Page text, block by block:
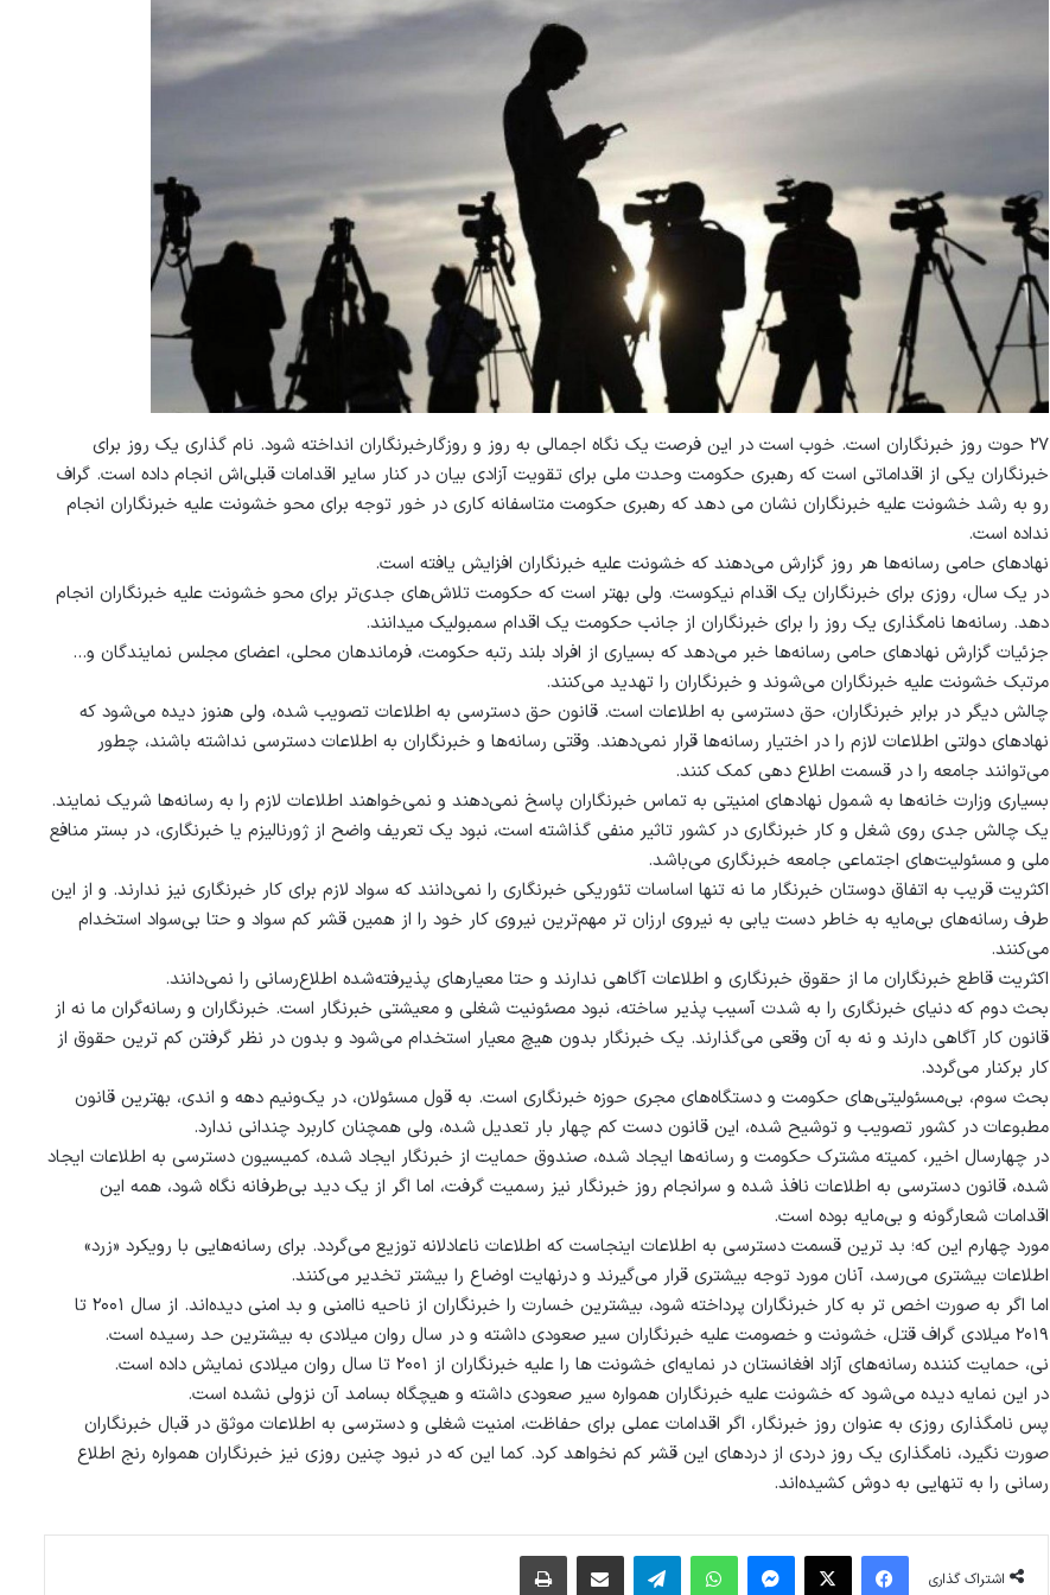
۲۷ حوت روز خبرنگاران است. خوب است در این فرصت یک نگاه اجمالی به روز و روزگارخبرنگاران انداخته شود. نام گذاری یک روز برای
خبرنگاران یکی از اقداماتی است که رهبری حکومت وحدت ملی برای تقویت آزادی بیان در کنار سایر اقدامات قبلی‌اش انجام داده است. گراف
رو به رشد خشونت علیه خبرنگاران نشان می دهد که رهبری حکومت متاسفانه کاری در خور توجه برای محو خشونت علیه خبرنگاران انجام
نداده است.
نهادهای حامی رسانه‌ها هر روز گزارش می‌دهند که خشونت علیه خبرنگاران افزایش یافته است.
در یک سال، روزی برای خبرنگاران یک اقدام نیکوست. ولی بهتر است که حکومت تلاش‌های جدی‌تر برای محو خشونت علیه خبرنگاران انجام
دهد. رسانه‌ها نامگذاری یک روز را برای خبرنگاران از جانب حکومت یک اقدام سمبولیک می‏دانند.
جزئیات گزارش نهادهای حامی رسانه‌ها خبر می‌دهد که بسیاری از افراد بلند رتبه حکومت، فرماندهان محلی، اعضای مجلس نمایندگان و…
مرتبک خشونت علیه خبرنگاران می‌شوند و خبرنگاران را تهدید می‌کنند.
چالش دیگر در برابر خبرنگاران، حق دسترسی به اطلاعات است. قانون حق دسترسی به اطلاعات تصویب شده، ولی هنوز دیده می‌شود که
نهادهای دولتی اطلاعات لازم را در اختیار رسانه‌ها قرار نمی‌دهند. وقتی رسانه‌ها و خبرنگاران به اطلاعات دسترسی نداشته باشند، چطور
می‌توانند جامعه را در قسمت اطلاع دهی کمک کنند.
بسیاری وزارت خانه‌ها به شمول نهادهای امنیتی به تماس خبرنگاران پاسخ نمی‌دهند و نمی‌خواهند اطلاعات لازم را به رسانه‌ها شریک نمایند.
یک چالش جدی روی شغل و کار خبرنگاری در کشور تاثیر منفی گذاشته است، نبود یک تعریف واضح از ژورنالیزم یا خبرنگاری، در بستر منافع
ملی و مسئولیت‌‌های اجتماعی جامعه خبرنگاری می‌باشد.
اکثریت قریب به اتفاق دوستان خبرنگار ما نه تنها اساسات تئوریکی خبرنگاری را نمی‌دانند که سواد لازم برای کار خبرنگاری نیز ندارند. و از این
طرف رسانه‌‌های بی‌مایه به‌ خاطر دست‌ یابی به نیروی ارزان ‌تر مهم‌‌ترین نیروی کار خود را از همین قشر کم ‌سواد و حتا بی‌‌سواد استخدام
می‌کنند.
اکثریت قاطع خبرنگاران ما از حقوق خبرنگاری و اطلاعات آگاهی ندارند و حتا معیارهای پذیرفته‌شده اطلاع‌رسانی را نمی‌دانند.
بحث دوم که دنیای خبرنگاری را به شدت آسیب ‌پذیر ساخته، نبود مصئونیت شغلی و معیشتی خبرنگار است. خبرنگاران و رسانه‌گران ما نه از
قانون کار آگاهی دارند و نه به آن وقعی می‌گذارند. یک خبرنگار بدون هیچ معیار استخدام می‌شود و بدون در نظر گرفتن کم ‌ترین حقوق از
کار برکنار می‌گردد.
بحث سوم، بی‌مسئولیتی‌های حکومت و دستگاه‌های مجری حوزه خبرنگاری است. به قول مسئولان، در یک‌ونیم دهه و اندی، بهترین قانون
مطبوعات در کشور تصویب و توشیح شده، این قانون دست‌ کم چهار بار تعدیل شده، ولی همچنان کاربرد چندانی ندارد.
در چهارسال اخیر، کمیته مشترک حکومت و رسانه‌ها ایجاد شده، صندوق حمایت از خبرنگار ایجاد شده، کمیسیون دسترسی به اطلاعات ایجاد
شده، قانون دسترسی به اطلاعات نافذ شده و سرانجام روز خبرنگار نیز رسمیت گرفت، اما اگر از یک دید بی‌طرفانه نگاه شود، همه این
اقدامات شعارگونه و بی‌مایه بوده ‌است.
مورد چهارم این ‌که؛ بد ترین قسمت دسترسی به اطلاعات اینجاست که اطلاعات نا‌عادلانه توزیع می‌گردد. برای رسانه‌هایی با رویکرد «زرد»
اطلاعات بیشتری می‌رسد، آنان مورد توجه بیشتری قرار می‌گیرند و درنهایت اوضاع را بیشتر تخدیر می‌کنند.
اما اگر به صورت اخص تر به کار خبرنگاران پرداخته شود، بیشترین خسارت را خبرنگاران از ناحیه ناامنی و بد امنی دیده‌اند. از سال ۲۰۰۱ تا
۲۰۱۹ میلادی گراف قتل، خشونت و خصومت علیه خبرنگاران سیر صعودی داشته و در سال روان میلادی به بیشترین حد رسیده است.
نی، حمایت کننده رسانه‌های آزاد افغانستان در نمایه‌ای خشونت ها را علیه خبرنگاران از ۲۰۰۱ تا سال روان میلادی نمایش داده است.
در این نمایه دیده می‌شود که خشونت علیه خبرنگاران همواره سیر صعودی داشته و هیچگاه بسامد آن نزولی نشده است.
پس نامگذاری روزی به عنوان روز خبرنگار، اگر اقدامات عملی برای حفاظت، امنیت شغلی و دسترسی به اطلاعات موثق در قبال خبرنگاران
صورت نگیرد، نامگذاری یک روز دردی از دردهای این قشر کم نخواهد کرد. کما این که در نبود چنین روزی نیز خبرنگاران همواره رنج اطلاع
رسانی را به تنهایی به دوش کشیده‌اند.
اشتراک گذاری
فیس بوک X پیام رسان واتس آپ تلگرام اشتراک گذاری از طریق ایمیل چاپ